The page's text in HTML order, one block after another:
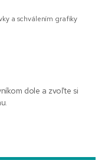
a schválením grafiky
dole a zvoľte si